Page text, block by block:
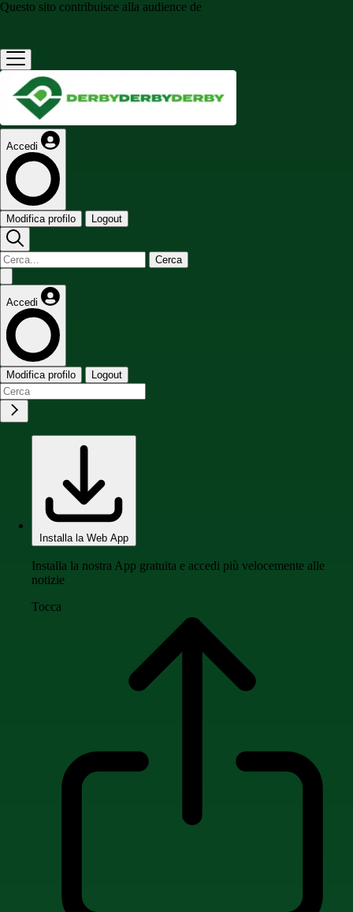
Questo sito contribuisce alla audience de
Accedi
Modifica profilo Logout
Cerca
Accedi
Modifica profilo Logout
Installa la Web App
Installa la nostra App gratuita e accedi più velocemente alle
notizie
Tocca